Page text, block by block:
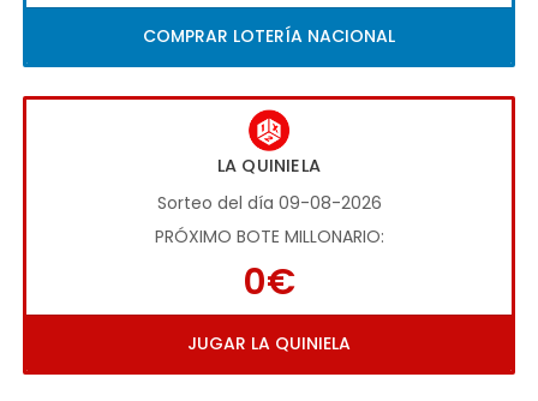
COMPRAR LOTERÍA NACIONAL
LA QUINIELA
Sorteo del día 09-08-2026
PRÓXIMO BOTE MILLONARIO:
0€
JUGAR LA QUINIELA